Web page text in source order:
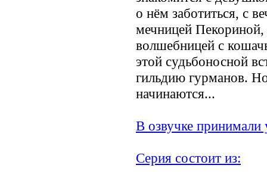
о нём заботиться, с
мечницей Пекориной,
волшебницей с
этой судьбоносной
гильдию гурманов.
начинаются...
В озвучке принимали
Серия состоит из: